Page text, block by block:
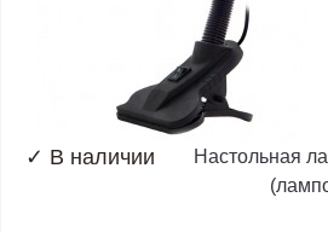
✓ В наличии
Настольная